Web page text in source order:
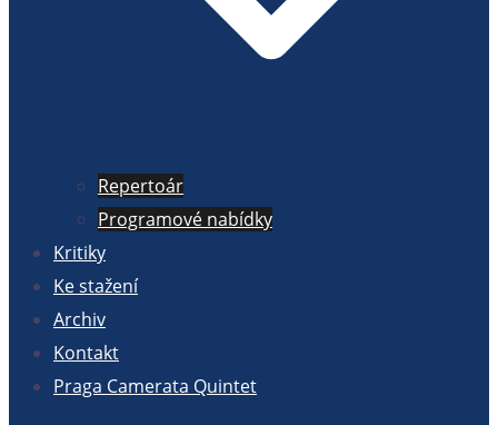
Repertoár
Programové nabídky
Kritiky
Ke stažení
Archiv
Kontakt
Praga Camerata Quintet